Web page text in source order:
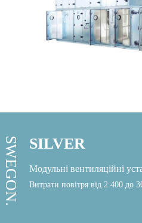
SWEGON. SILVER
Модульні вентиляційні
Витрати повітря від 2 400 до